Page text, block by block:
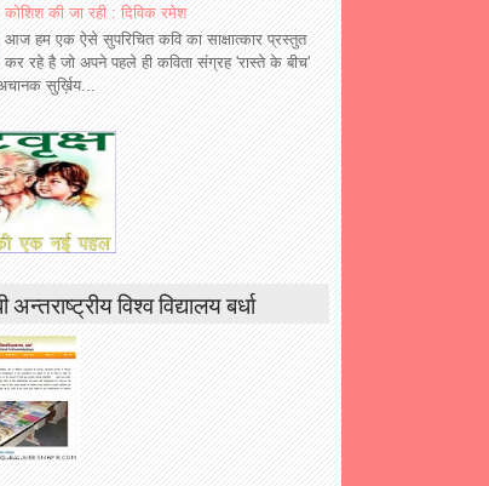
कोशिश की जा रही : दिविक रमेश
आज हम एक ऐसे सुपरिचित कवि का साक्षात्कार प्रस्तुत
कर रहे है जो अपने पहले ही कविता संग्रह 'रास्ते के बीच'
सुर्ख़िय...
अन्तराष्ट्रीय विश्व विद्यालय बर्धा